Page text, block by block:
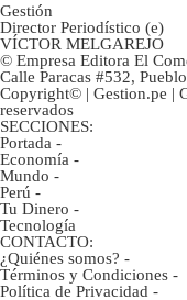
Gestión
Director Periodístico (e)
VÍCTOR MELGAREJO
© Empresa Editora El
Calle Paracas #532,
Copyright© | Gestion.pe |
reservados
SECCIONES:
Portada -
Economía -
Mundo -
Perú -
Tu Dinero -
Tecnología
CONTACTO:
¿Quiénes somos? -
Términos y Condiciones -
Política de Privacidad -